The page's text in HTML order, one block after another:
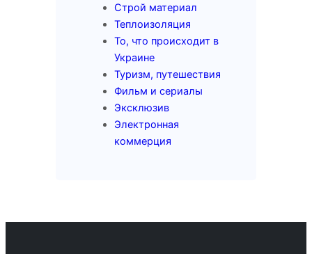
Строй материал
Теплоизоляция
То, что происходит в
Украине
Туризм, путешествия
Фильм и сериалы
Эксклюзив
Электронная
коммерция